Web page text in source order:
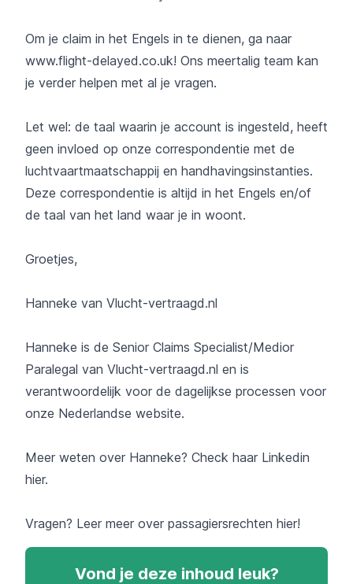
Om je claim in het Engels in te dienen, ga naar
www.flight-delayed.co.uk! Ons meertalig team kan
je verder helpen met al je vragen.
Let wel: de taal waarin je account is ingesteld, heeft
geen invloed op onze correspondentie met de
luchtvaartmaatschappij en handhavingsinstanties.
Deze correspondentie is altijd in het Engels en/of
de taal van het land waar je in woont.
Groetjes,
Hanneke van Vlucht-vertraagd.nl
Hanneke is de Senior Claims Specialist/Medior
Paralegal van Vlucht-vertraagd.nl en is
verantwoordelijk voor de dagelijkse processen voor
onze Nederlandse website.
Meer weten over Hanneke? Check haar Linkedin
hier.
Vragen? Leer meer over passagiersrechten hier!
Vond je deze inhoud leuk?